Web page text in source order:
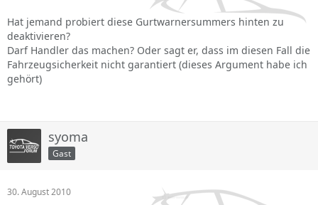
Hat jemand probiert diese Gurtwarnersummers hinten zu
deaktivieren?
Darf Handler das machen? Oder sagt er, dass im diesen Fall die
Fahrzeugsicherkeit nicht garantiert (dieses Argument habe ich
gehört)
syoma
Gast
30. August 2010